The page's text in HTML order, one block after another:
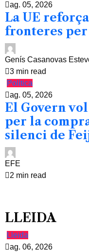
ag. 05, 2026
La UE
fronteres
Genís Casanovas
3 min read
Política
ag. 05, 2026
El Govern
per la
silenci de
EFE
2 min read
LLEIDA
Lleida
ag. 06, 2026